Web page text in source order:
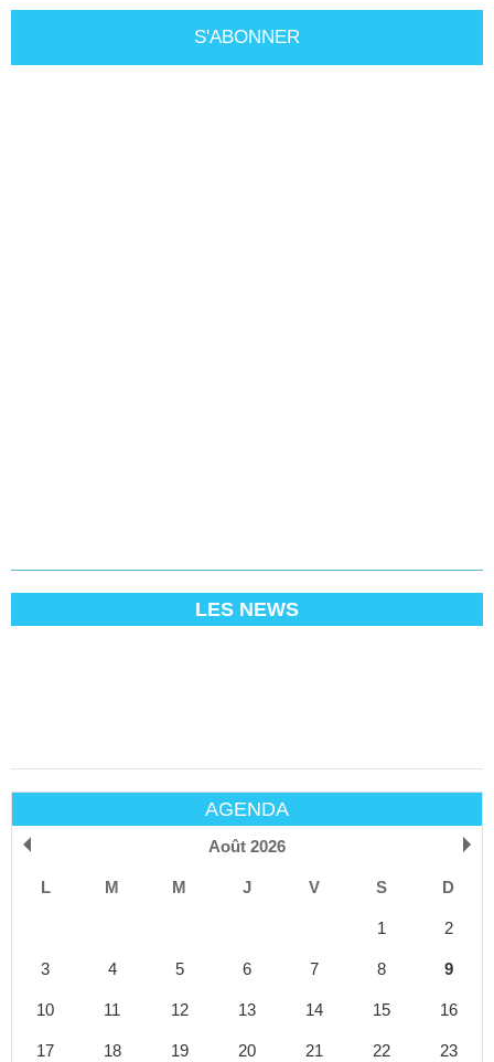
S'ABONNER
LES NEWS
AGENDA
Août 2026
L M M J V S D
1 2
3 4 5 6 7 8 9
10 11 12 13 14 15 16
17 18 19 20 21 22 23